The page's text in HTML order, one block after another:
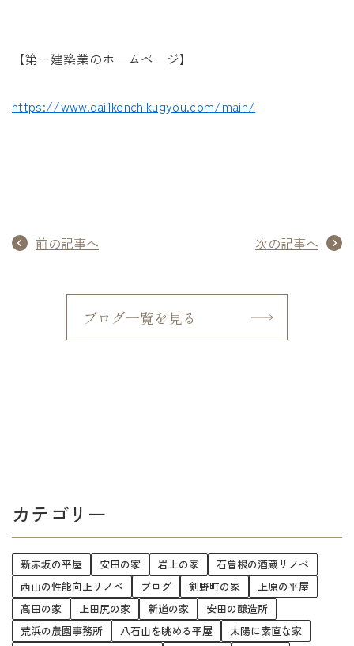
【第一建築業のホームページ】
https://www.dai1kenchikugyou.com/main/
前の記事へ 次の記事へ
ブログ一覧を見る
カテゴリー
新赤坂の平屋 安田の家 岩上の家
石曽根の酒蔵リノベ
西山の性能向上リノベ
ブログ 剣野町の家
上原の平屋
高田の家
上田尻の家 新道の家
安田の醸造所
荒浜の農園事務所
八石山を眺める平屋
太陽に素直な家